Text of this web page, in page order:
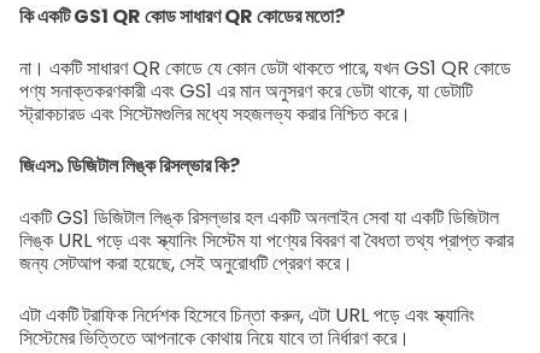
কি একটি GS1 QR কোড সাধারণ QR কোডের মতো?
না। একটি সাধারণ QR কোডে যে কোন ডেটা থাকতে পারে, যখন GS1 QR কোডে
পণ্য সনাক্তকরণকারী এবং GS1 এর মান অনুসরণ করে ডেটা থাকে, যা ডেটাটি
স্ট্রাকচারড এবং সিস্টেমগুলির মধ্যে সহজলভ্য করার নিশ্চিত করে।
জিএস১ ডিজিটাল লিঙ্ক রিসল্ভার কি?
একটি GS1 ডিজিটাল লিঙ্ক রিসল্ভার হল একটি অনলাইন সেবা যা একটি ডিজিটাল
লিঙ্ক URL পড়ে এবং স্ক্যানিং সিস্টেম যা পণ্যের বিবরণ বা বৈধতা তথ্য প্রাপ্ত করার
জন্য সেটআপ করা হয়েছে, সেই অনুরোধটি প্রেরণ করে।
এটা একটি ট্রাফিক নির্দেশক হিসেবে চিন্তা করুন, এটা URL পড়ে এবং স্ক্যানিং
সিস্টেমের ভিত্তিতে আপনাকে কোথায় নিয়ে যাবে তা নির্ধারণ করে।